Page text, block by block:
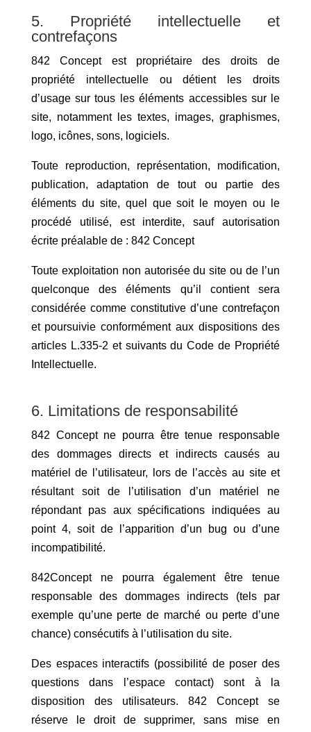
5. Propriété intellectuelle et
contrefaçons
842 Concept est propriétaire des droits de
propriété intellectuelle ou détient les droits
d’usage sur tous les éléments accessibles sur le
site, notamment les textes, images, graphismes,
logo, icônes, sons, logiciels.
Toute reproduction, représentation, modification,
publication, adaptation de tout ou partie des
éléments du site, quel que soit le moyen ou le
procédé utilisé, est interdite, sauf autorisation
écrite préalable de : 842 Concept
Toute exploitation non autorisée du site ou de l’un
quelconque des éléments qu’il contient sera
considérée comme constitutive d’une contrefaçon
et poursuivie conformément aux dispositions des
articles L.335-2 et suivants du Code de Propriété
Intellectuelle.
6. Limitations de responsabilité
842 Concept ne pourra être tenue responsable
des dommages directs et indirects causés au
matériel de l’utilisateur, lors de l’accès au site et
résultant soit de l’utilisation d’un matériel ne
répondant pas aux spécifications indiquées au
point 4, soit de l’apparition d’un bug ou d’une
incompatibilité.
842Concept ne pourra également être tenue
responsable des dommages indirects (tels par
exemple qu’une perte de marché ou perte d’une
chance) consécutifs à l’utilisation du site.
Des espaces interactifs (possibilité de poser des
questions dans l’espace contact) sont à la
disposition des utilisateurs. 842 Concept se
réserve le droit de supprimer, sans mise en